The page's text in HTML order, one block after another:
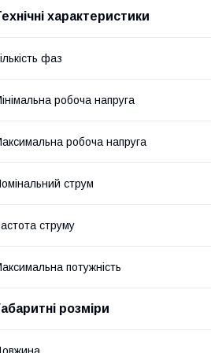
характеристики
фаз
робоча напруга
робоча напруга
струм
струму
потужність
розміри